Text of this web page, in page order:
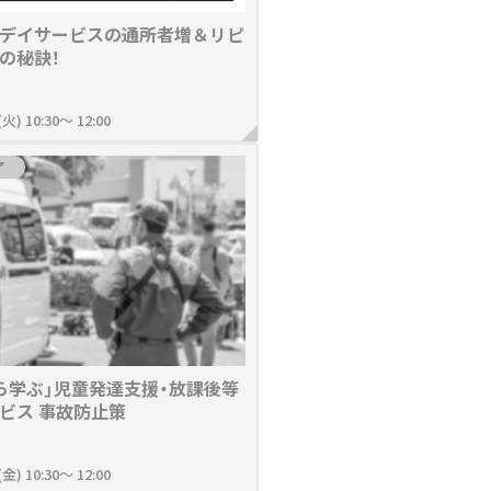
イサービスの通所者増＆リピ
秘訣！
) 10:30～ 12:00
学ぶ」児童発達支援・放課後等
ス 事故防止策
) 10:30～ 12:00